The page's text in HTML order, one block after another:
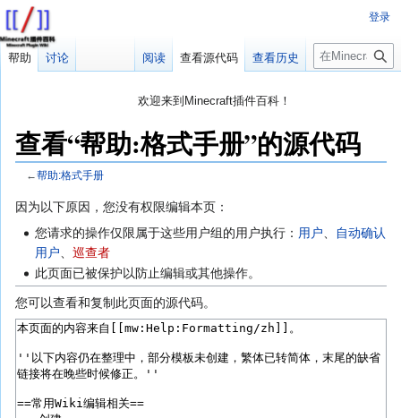
欢迎来到Minecraft插件百科！
因近日遭受攻击，百科现已限制编辑，有意编辑请加入插件百科企
查看“帮助:格式手册”的源代码
←帮助:格式手册
跳
航
跳
索
因为以下原因，您没有权限编辑本页：
您请求的操作仅限属于这些用户组的用户执行： 用户
自动确认
用户 、​巡查者
此页面已被保护以防止编辑或其他操作。
您可以查看和复制此页面的源代码。
登录
帮助 讨论 阅读 查看源代码 查看历史
搜
索